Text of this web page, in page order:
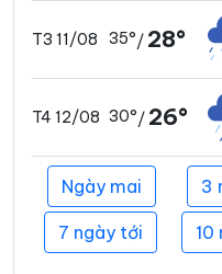
T3 11/08 35°/ 28°
T4 12/08 30°/ 26°
Ngày mai 3
7 ngày tới 10